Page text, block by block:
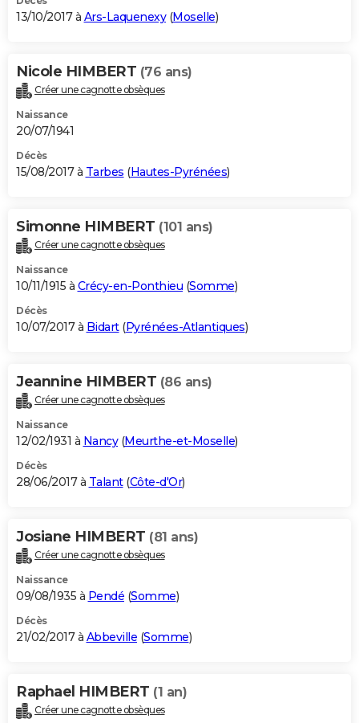
13/10/2017 à Ars-Laquenexy(Moselle)
Nicole HIMBERT (76 ans)
Créer une cagnotte obsèques
Naissance
20/07/1941
Décès
15/08/2017 à Tarbes (Hautes-Pyrénées)
Simonne HIMBERT (101 ans)
Créer une cagnotte obsèques
Naissance
10/11/1915 à Crécy-en-Ponthieu (Somme)
Décès
10/07/2017 à Bidart(Pyrénées-Atlantiques)
Jeannine HIMBERT (86 ans)
Créer une cagnotte obsèques
Naissance
12/02/1931 à Nancy(Meurthe-et-Moselle)
Décès
28/06/2017 à Talant(Côte-d'Or)
Josiane HIMBERT (81 ans)
Créer une cagnotte obsèques
Naissance
09/08/1935 à Pendé (Somme)
Décès
21/02/2017 à Abbeville (Somme)
Raphael HIMBERT (1 an)
Créer une cagnotte obsèques